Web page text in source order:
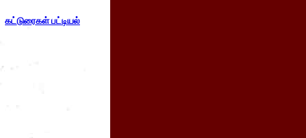
கட்டுரைகள் பட்டியல்